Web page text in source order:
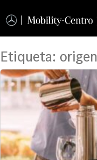
Etiqueta: origen